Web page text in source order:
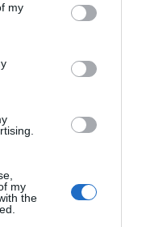
You may click to
third-party tags to
in below Google
my
my
the
η
Δάντη και το